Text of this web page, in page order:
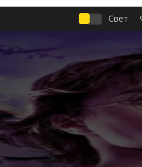
огня (2005) можно смотреть онлайн в
полностью на русском языке.
Свет